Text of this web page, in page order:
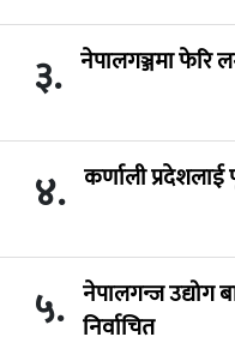
३. नेपालगञ्जमा फेरि
४. कर्णाली प्रदेशलाई
५. नेपालगन्ज उद्योग
निर्वाचित